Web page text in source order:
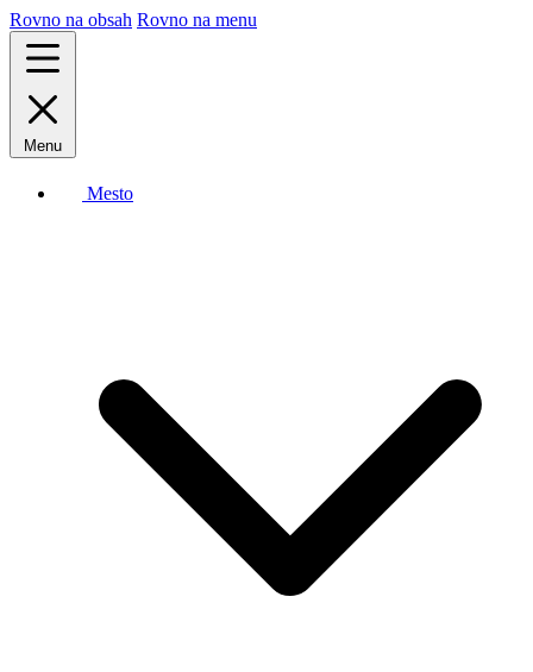
Rovno na obsah Rovno na menu
Menu
Mesto